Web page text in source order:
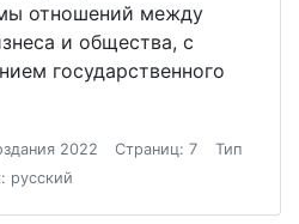
отношений между
и общества, с
государственного
2022 Страниц: 7
Тип
русский